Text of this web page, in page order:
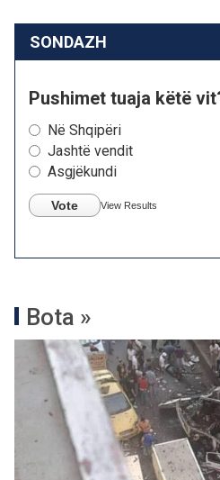
SONDAZH
Pushimet tuaja këtë
Në Shqipëri
Jashtë vendit
Asgjëkundi
Vote View Results
Bota »